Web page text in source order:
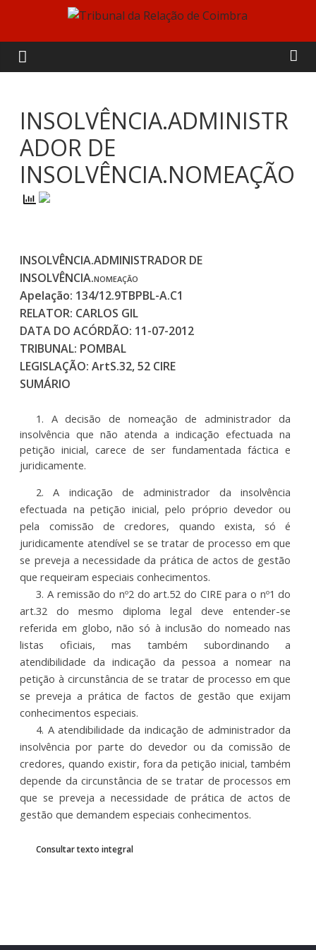
content
Tribunal
da
Relação
de
Coimbra
INSOLVÊNCIA.ADMINISTR
ADOR DE
INSOLVÊNCIA.NOMEAÇÃO
INSOLVÊNCIA.ADMINISTRADOR DE
INSOLVÊNCIA.NOMEAÇÃO
Apelação: 134/12.9TBPBL-A.C1
RELATOR: CARLOS GIL
DATA DO ACÓRDÃO: 11-07-2012
TRIBUNAL: POMBAL
LEGISLAÇÃO:ArtS.32, 52 CIRE
SUMÁRIO
1. Adecisão de nomeação de administrador da
insolvência que não atenda a indicação efectuada na
petição inicial, carece de ser fundamentada fáctica e
juridicamente.
2. A indicação de administrador da insolvência
efectuada na petição inicial, pelo próprio devedor ou
pela comissão de credores, quando exista, só é
juridicamente atendível se se tratar de processo em que
se preveja a necessidade da prática de actos de gestão
que requeiram especiais conhecimentos.
3. A remissão do nº2 do art.52 do CIRE para o nº1 do
art.32 do mesmo diploma legal deve entender-se
referida em globo, não só à inclusão do nomeado nas
listas oficiais, mas também subordinando a
atendibilidade da indicação da pessoa a nomear na
petição à circunstância de se tratar de processo em que
se preveja a prática de factos de gestão que exijam
conhecimentos especiais.
4. A atendibilidade da indicação de administrador da
insolvência por parte do devedor ou da comissão de
credores, quando existir, fora da petição inicial, também
depende da circunstância de se tratar de processos em
que se preveja a necessidade de prática de actos de
gestão que demandem especiais conhecimentos.
Consultar texto integral